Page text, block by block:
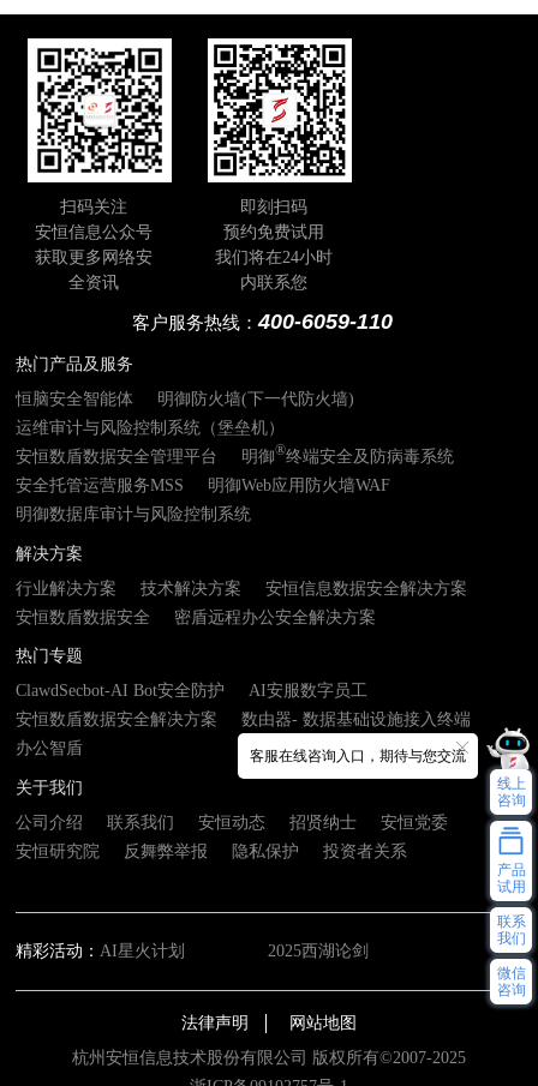
扫码关注
安恒信息公众号
获取更多网络安
全资讯
即刻扫码
预约免费试用
我们将在24小时
内联系您
客户服务热线：400-6059-110
热门产品及服务
恒脑安全智能体
明御防火墙(下一代防火墙)
运维审计与风险控制系统（堡垒机）
安恒数盾数据安全管理平台
明御®终端安全及防病毒系统
安全托管运营服务MSS
明御Web应用防火墙WAF
明御数据库审计与风险控制系统
解决方案
行业解决方案
技术解决方案
安恒信息数据安全解决方案
安恒数盾数据安全
密盾远程办公安全解决方案
热门专题
ClawdSecbot-AI Bot安全防护
AI安服数字员工
安恒数盾数据安全解决方案
数由器- 数据基础设施接入终端
办公智盾
关于我们
公司介绍
联系我们 安恒动态 招贤纳士
安恒党委
安恒研究院
反舞弊举报 隐私保护 投资者关系
精彩活动：AI星火计划 2025西湖论剑
法律声明
网站地图
杭州安恒信息技术股份有限公司 版权所有©2007-2025
客服在线咨询入口，期待与您交流
线上
咨询
产品
试用
联系
我们
微信
咨询